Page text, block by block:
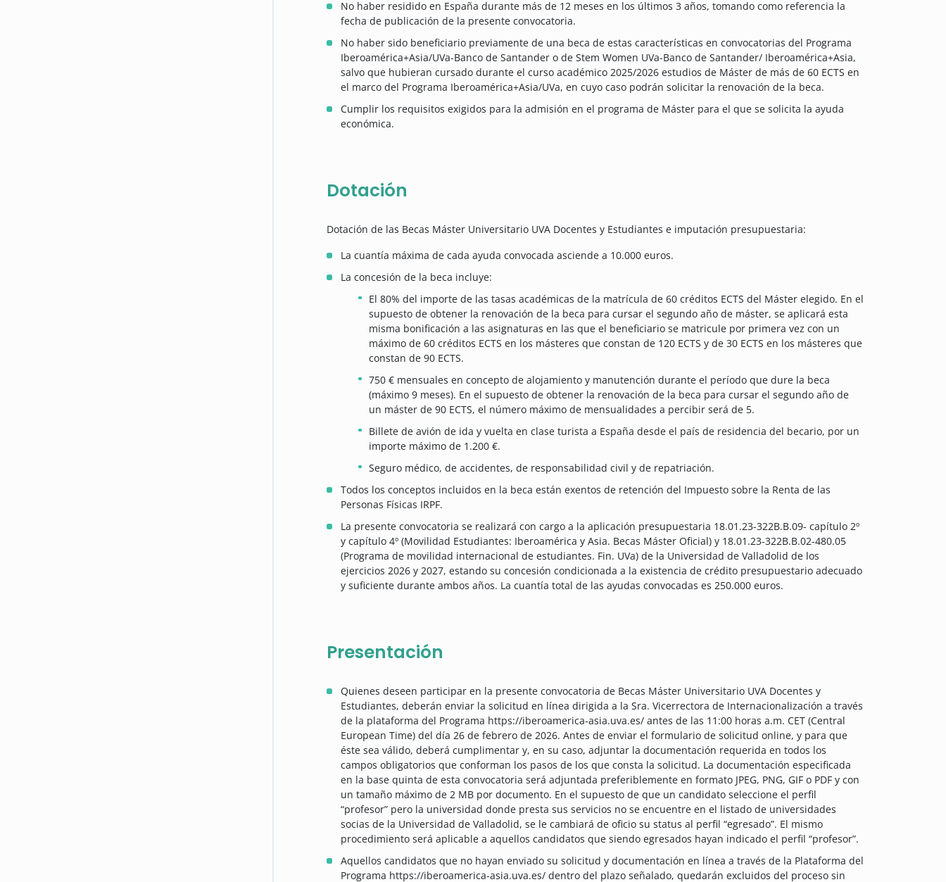
No haber residido en España durante más de 12 meses en los últimos 3 años, tomando como referencia la
fecha de publicación de la presente convocatoria.
No haber sido beneficiario previamente de una beca de estas características en convocatorias del Programa
Iberoamérica+Asia/UVa-Banco de Santander o de Stem Women UVa-Banco de Santander/ Iberoamérica+Asia,
salvo que hubieran cursado durante el curso académico 2025/2026 estudios de Máster de más de 60 ECTS en
el marco del Programa Iberoamérica+Asia/UVa, en cuyo caso podrán solicitar la renovación de la beca.
Cumplir los requisitos exigidos para la admisión en el programa de Máster para el que se solicita la ayuda
económica.
Dotación
Dotación de las Becas Máster Universitario UVA Docentes y Estudiantes e imputación presupuestaria:
La cuantía máxima de cada ayuda convocada asciende a 10.000 euros.
La concesión de la beca incluye:
El 80% del importe de las tasas académicas de la matrícula de 60 créditos ECTS del Máster elegido. En el
supuesto de obtener la renovación de la beca para cursar el segundo año de máster, se aplicará esta
misma bonificación a las asignaturas en las que el beneficiario se matricule por primera vez con un
máximo de 60 créditos ECTS en los másteres que constan de 120 ECTS y de 30 ECTS en los másteres que
constan de 90 ECTS.
750 € mensuales en concepto de alojamiento y manutención durante el período que dure la beca
(máximo 9 meses). En el supuesto de obtener la renovación de la beca para cursar el segundo año de
un máster de 90 ECTS, el número máximo de mensualidades a percibir será de 5.
Billete de avión de ida y vuelta en clase turista a España desde el país de residencia del becario, por un
importe máximo de 1.200 €.
Seguro médico, de accidentes, de responsabilidad civil y de repatriación.
Todos los conceptos incluidos en la beca están exentos de retención del Impuesto sobre la Renta de las
Personas Físicas IRPF.
La presente convocatoria se realizará con cargo a la aplicación presupuestaria 18.01.23-322B.B.09- capítulo 2º
y capítulo 4º (Movilidad Estudiantes: Iberoamérica y Asia. Becas Máster Oficial) y 18.01.23-322B.B.02-480.05
(Programa de movilidad internacional de estudiantes. Fin. UVa) de la Universidad de Valladolid de los
ejercicios 2026 y 2027, estando su concesión condicionada a la existencia de crédito presupuestario adecuado
y suficiente durante ambos años. La cuantía total de las ayudas convocadas es 250.000 euros.
Presentación
Quienes deseen participar en la presente convocatoria de Becas Máster Universitario UVA Docentes y
Estudiantes, deberán enviar la solicitud en línea dirigida a la Sra. Vicerrectora de Internacionalización a través
de la plataforma del Programa https://iberoamerica-asia.uva.es/ antes de las 11:00 horas a.m. CET (Central
European Time) del día 26 de febrero de 2026. Antes de enviar el formulario de solicitud online, y para que
éste sea válido, deberá cumplimentar y, en su caso, adjuntar la documentación requerida en todos los
campos obligatorios que conforman los pasos de los que consta la solicitud. La documentación especificada
en la base quinta de esta convocatoria será adjuntada preferiblemente en formato JPEG, PNG, GIF o PDF y con
un tamaño máximo de 2 MB por documento. En el supuesto de que un candidato seleccione el perfil
“profesor” pero la universidad donde presta sus servicios no se encuentre en el listado de universidades
socias de la Universidad de Valladolid, se le cambiará de oficio su status al perfil “egresado”. El mismo
procedimiento será aplicable a aquellos candidatos que siendo egresados hayan indicado el perfil “profesor”.
Aquellos candidatos que no hayan enviado su solicitud y documentación en línea a través de la Plataforma del
Programa https://iberoamerica-asia.uva.es/ dentro del plazo señalado, quedarán excluidos del proceso sin